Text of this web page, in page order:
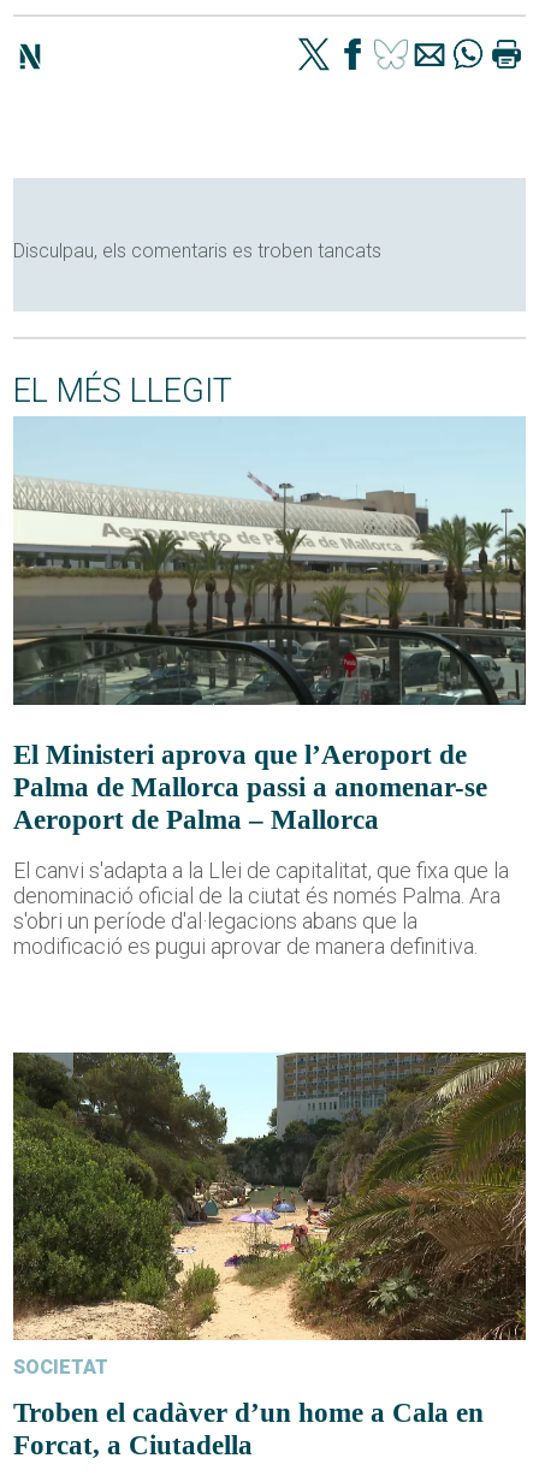
Disculpau, els comentaris es troben tancats
EL MÉS LLEGIT
El Ministeri aprova que l’Aeroport de
Palma de Mallorca passi a anomenar-se
Aeroport de Palma – Mallorca
El canvi s'adapta a la Llei de capitalitat, que fixa que la
denominació oficial de la ciutat és només Palma. Ara
s'obri un període d'al·legacions abans que la
modificació es pugui aprovar de manera definitiva.
SOCIETAT
Troben el cadàver d’un home a Cala en
Forcat, a Ciutadella